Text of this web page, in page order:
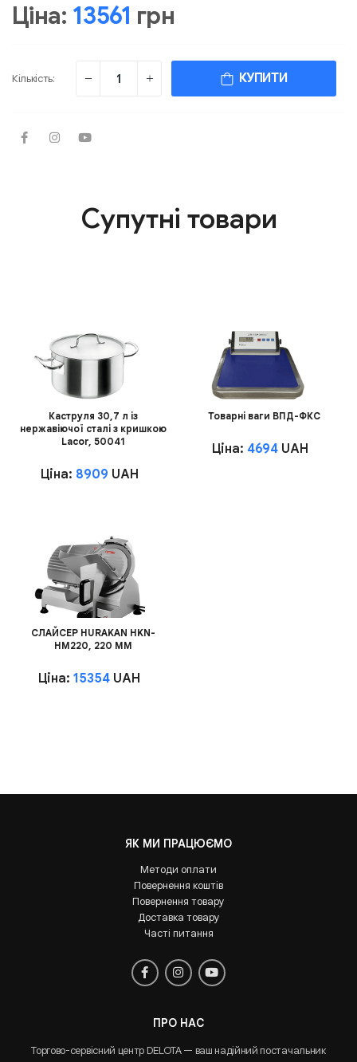
Ціна: 13561 грн
Кількість: КУПИТИ
Супутні товари
Каструля 30,7 л із
нержавіючої сталі з кришкою
Lacor, 50041
Ціна: 8909 UAH
Товарні ваги ВПД-ФКС
Ціна: 4694UAH
СЛАЙСЕР HURAKAN HKN-
HM220, 220 ММ
Ціна: 15354 UAH
ЯК МИ ПРАЦЮЄМО
Методи оплати
Повернення коштів
Повернення товару
Доставка товару
Часті питання
ПРО НАС
Торгово-сервісний центр DELOTA — ваш надійний постачальник